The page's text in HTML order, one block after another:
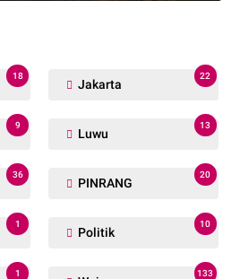
18
Jakarta
22
9
Luwu
13
36
PINRANG
20
1
Politik
10
1 133